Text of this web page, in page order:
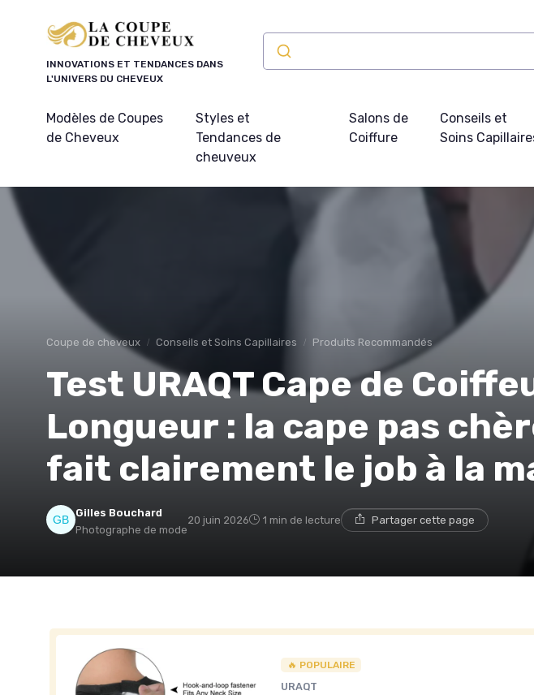
INNOVATIONS ET TENDANCES DANS
L'UNIVERS DU CHEVEUX
Modèles de Coupes
de Cheveux
Styles et
Tendances de
cheuveux
Salons de
Coiffure
Conseils et
Soins
Coupe de cheveux Conseils et Soins Capillaires Produits Recommandés
Test URAQT Cape de
Longueur : la cape pas
fait clairement le job à la
Gilles Bouchard
Photographe de mode
20 juin 2026 1 min de lecture Partager cette page
🔥 POPULAIRE
URAQT